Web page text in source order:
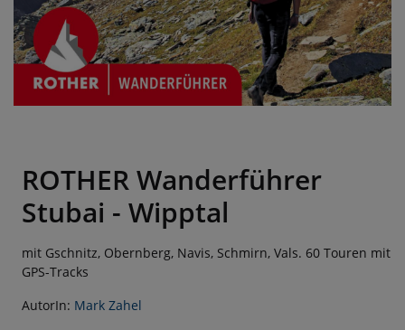
ROTHER Wanderführer
Stubai - Wipptal
mit Gschnitz, Obernberg, Navis, Schmirn, Vals. 60 Touren mit
GPS-Tracks
AutorIn: Mark Zahel